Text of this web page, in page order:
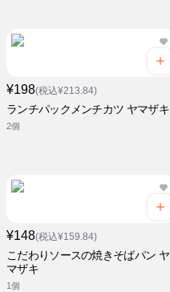
¥198(税込¥213.84)
ランチパックメンチカツ ヤマザキ
2個
¥148(税込¥159.84)
こだわりソースの焼きそばパン ヤ
マザキ
1個